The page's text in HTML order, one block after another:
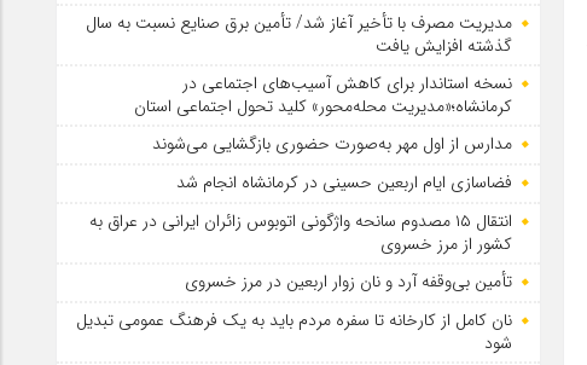
مدیریت مصرف با تأخیر آغاز شد/ تأمین برق صنایع نسبت به سال
گذشته افزایش یافت
نسخه استاندار برای کاهش آسیب‌های اجتماعی در
کرمانشاه؛«مدیریت محله‌محور» کلید تحول اجتماعی استان
مدارس از اول مهر به‌صورت حضوری بازگشایی می‌شوند
فضاسازی ایام اربعین حسینی در کرمانشاه انجام شد
انتقال ۱۵ مصدوم سانحه واژگونی اتوبوس زائران ایرانی در عراق به
کشور از مرز خسروی
تأمین بی‌وقفه آرد و نان زوار اربعین در مرز خسروی
نان کامل از کارخانه تا سفره مردم باید به یک فرهنگ عمومی تبدیل
شود